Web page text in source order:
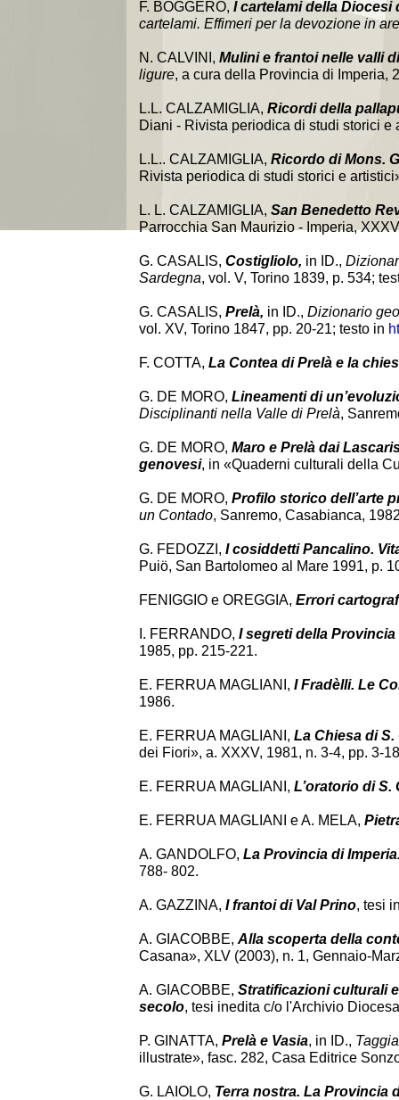
F. BOGGERO, I cartelami della Diocesi
cartelami. Effimeri per la devozione in
N. CALVINI, Mulini e frantoi nelle valli
ligure, a cura della Provincia di Imperia,
L.L. CALZAMIGLIA, Ricordi della
Diani - Rivista periodica di studi storici e
L.L.. CALZAMIGLIA, Ricordo di Mons.
Rivista periodica di studi storici e
L. L. CALZAMIGLIA, San Benedetto
Parrocchia San Maurizio - Imperia,
G. CASALIS, Costigliolo, in ID.,
Sardegna, vol. V, Torino 1839, p. 534;
G. CASALIS, Prelà, in ID., Dizionario
vol. XV, Torino 1847, pp. 20-21; testo in
F. COTTA, La Contea di Prelà e la
G. DE MORO, Lineamenti di
Disciplinanti nella Valle di Prelà,
G. DE MORO, Maro e Prelà dai
genovesi, in «Quaderni culturali della
G. DE MORO, Profilo storico dell’arte
un Contado, Sanremo, Casabianca,
G. FEDOZZI, I cosiddetti Pancalino.
Puiö, San Bartolomeo al Mare 1991, p.
FENIGGIO e OREGGIA, Errori
I. FERRANDO, I segreti della Provincia
1985, pp. 215-221.
E. FERRUA MAGLIANI, I Fradèlli. Le
1986.
E. FERRUA MAGLIANI, La Chiesa di
dei Fiori», a. XXXV, 1981, n. 3-4, pp. 3-
E. FERRUA MAGLIANI, L’oratorio di S.
E. FERRUA MAGLIANI e A. MELA,
A. GANDOLFO, La Provincia di
788- 802.
A. GAZZINA, I frantoi di Val Prino, tesi
A. GIACOBBE, Alla scoperta della
Casana», XLV (2003), n. 1, Gennaio-
A. GIACOBBE, Stratificazioni culturali
secolo, tesi inedita c/o l'Archivio
P. GINATTA, Prelà e Vasia, in ID.,
illustrate», fasc. 282, Casa Editrice
G. LAIOLO, Terra nostra. La Provincia